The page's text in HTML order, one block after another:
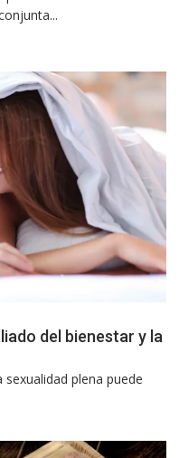
del bienestar y la
plena puede